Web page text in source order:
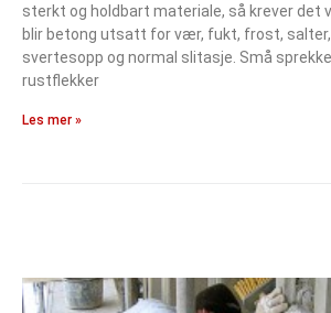
sterkt og holdbart materiale, så krever det
blir betong utsatt for vær, fukt, frost, salter,
svertesopp og normal slitasje. Små
rustflekker
Les mer »